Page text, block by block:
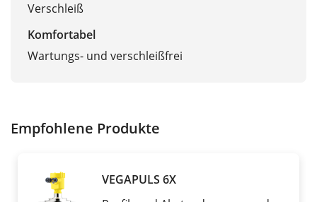
Verschleiß
Komfortabel
Wartungs- und verschleißfrei
Empfohlene Produkte
VEGAPULS 6X